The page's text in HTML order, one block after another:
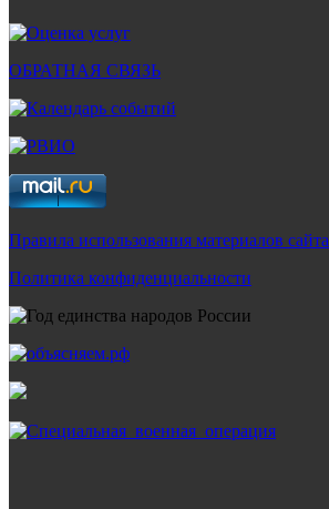
ОБРАТНАЯ СВЯЗЬ
Правила использования материалов сайта
Политика конфиденциальности